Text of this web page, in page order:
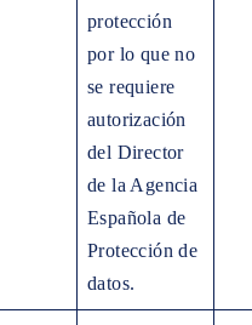
protección
por lo que no
se requiere
autorización
del Director
de la Agencia
Española de
Protección de
datos.